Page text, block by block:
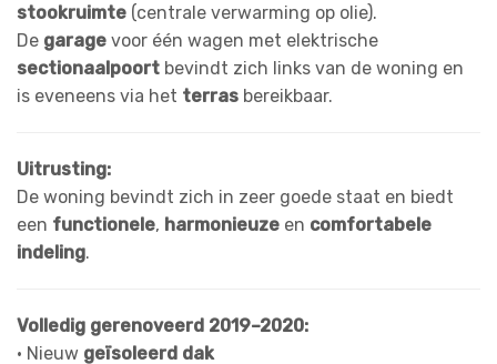
stookruimte (centrale verwarming op olie).
De garage voor één wagen met elektrische
sectionaalpoort bevindt zich links van de woning en
is eveneens via het terras bereikbaar.
Uitrusting:
De woning bevindt zich in zeer goede staat en biedt
een functionele, harmonieuze en comfortabele
indeling.
Volledig gerenoveerd 2019–2020:
• Nieuw geïsoleerd dak